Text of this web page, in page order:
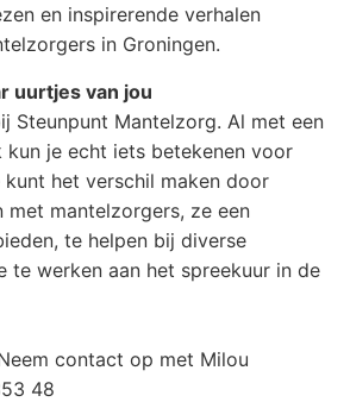
en inspirerende verhalen
in Groningen.
uurtjes van jou
Steunpunt Mantelzorg. Al met een
kun je echt iets betekenen voor
het verschil maken door
mantelzorgers, ze een
te helpen bij diverse
te werken aan het spreekuur in de
contact op met Milou
48